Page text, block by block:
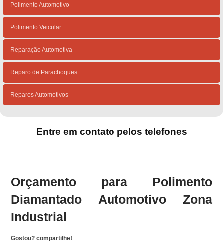
Polimento Automotivo
Polimento Veicular
Reparação Automotiva
Reparo de Parachoques
Reparos Automotivos
Entre em contato pelos telefones
Orçamento para Polimento
Diamantado Automotivo Zona
Industrial
Gostou? compartilhe!